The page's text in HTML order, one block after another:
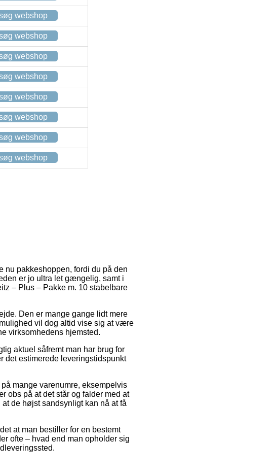
webshop
webshop
webshop
webshop
webshop
webshop
webshop
webshop
nu pakkeshoppen, fordi du på den
er jo ultra let gængelig, samt i
– Plus – Pakke m. 10 stabelbare
Den er mange gange lidt mere
vil dog altid vise sig at være
virksomhedens hjemsted.
aktuel såfremt man har brug for
det estimerede leveringstidspunkt
mange varenumre, eksempelvis
obs på at det står og falder med at
de højst sandsynligt kan nå at få
at man bestiller for en bestemt
ofte – hvad end man opholder sig